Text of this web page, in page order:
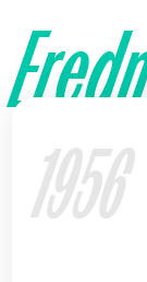
1956